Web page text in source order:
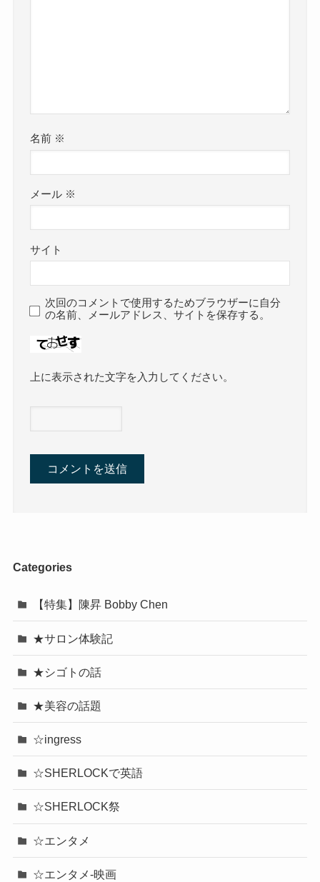
名前 ※
メール ※
サイト
次回のコメントで使用するためブラウザーに自分
の名前、メールアドレス、サイトを保存する。
上に表示された文字を入力してください。
Categories
【特集】陳昇 Bobby Chen
★サロン体験記
★シゴトの話
★美容の話題
☆ingress
☆SHERLOCKで英語
☆SHERLOCK祭
☆エンタメ
☆エンタメ-映画